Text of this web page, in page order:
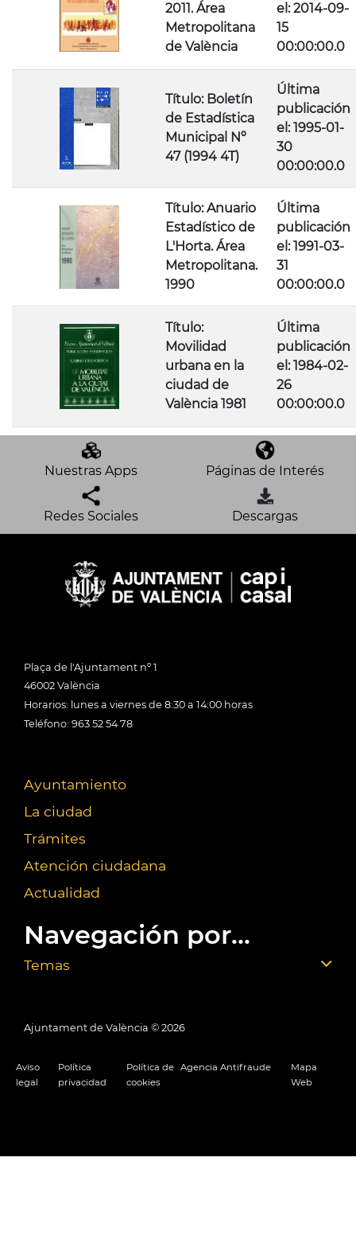
2011. Área
Metropolitana
de València
el: 2014-09-
15
00:00:00.0
Título: Boletín
de Estadística
Municipal Nº
47 (1994 4T)
Última
publicación
el: 1995-01-
30
00:00:00.0
Título: Anuario
Estadístico de
L'Horta. Área
Metropolitana.
1990
Última
publicación
el: 1991-03-
31
00:00:00.0
Título:
Movilidad
urbana en la
ciudad de
València 1981
Última
publicación
el: 1984-02-
26
00:00:00.0
Nuestras Apps Páginas de Interés
Redes Sociales Descargas
Plaça de l'Ajuntament nº 1
46002 València
Horarios: lunes a viernes de 8:30 a 14:00 horas
Teléfono: 963 52 54 78
Ayuntamiento
La ciudad
Trámites
Atención ciudadana
Actualidad
Navegación por...
Temas
Ajuntament de València © 2026
Aviso
legal
Política
privacidad
Política de
cookies
Agencia Antifraude
Mapa
Web